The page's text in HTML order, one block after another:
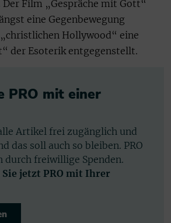
Film „Gespräche mit Gott“
eine Gegenbewegung
Hollywood“ eine
der Esoterik entgegenstellt.
PRO mit einer
Artikel frei zugänglich und
das soll auch so bleiben. PRO
durch freiwillige Spenden.
jetzt PRO mit Ihrer